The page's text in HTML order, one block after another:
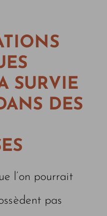
SURVIE
DES
l’on pourrait
pas